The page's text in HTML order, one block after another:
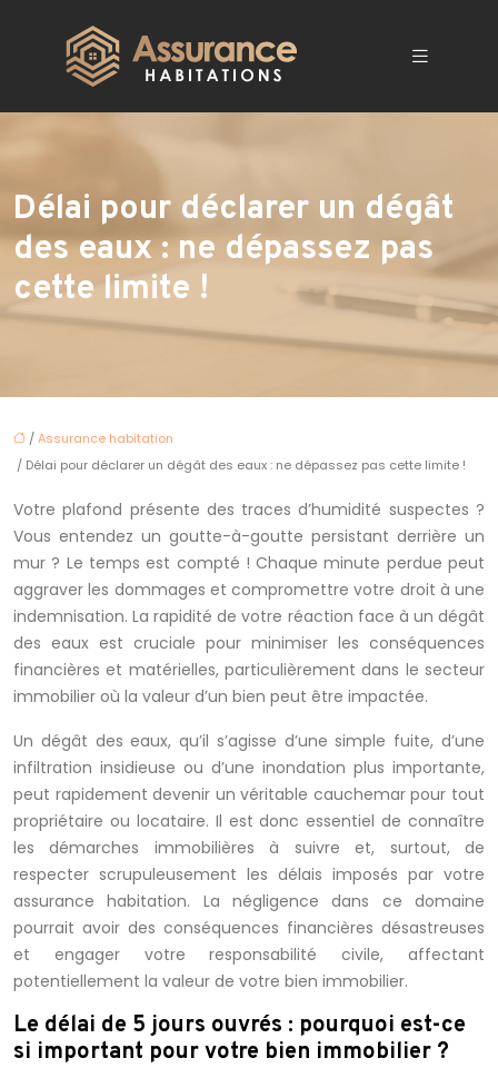
Délai pour déclarer un dégât
des eaux : ne dépassez pas
cette limite !
/Assurance habitation
/ Délai pour déclarer un dégât des eaux : ne dépassez pas cette limite !
Votre plafond présente des traces d’humidité suspectes ?
Vous entendez un goutte-à-goutte persistant derrière un
mur ? Le temps est compté ! Chaque minute perdue peut
aggraver les dommages et compromettre votre droit à une
indemnisation. La rapidité de votre réaction face à un dégât
des eaux est cruciale pour minimiser les conséquences
financières et matérielles, particulièrement dans le secteur
immobilier où la valeur d’un bien peut être impactée.
Un dégât des eaux, qu’il s’agisse d’une simple fuite, d’une
infiltration insidieuse ou d’une inondation plus importante,
peut rapidement devenir un véritable cauchemar pour tout
propriétaire ou locataire. Il est donc essentiel de connaître
les démarches immobilières à suivre et, surtout, de
respecter scrupuleusement les délais imposés par votre
assurance habitation. La négligence dans ce domaine
pourrait avoir des conséquences financières désastreuses
et engager votre responsabilité civile, affectant
potentiellement la valeur de votre bien immobilier.
Le délai de 5 jours ouvrés : pourquoi est-ce
si important pour votre bien immobilier ?